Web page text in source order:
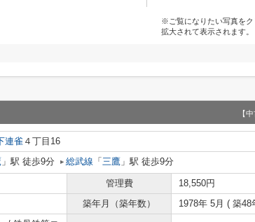
※ご覧になりたい写真をク
拡大されて表示されます。
【
連雀 ４丁目16
」駅 徒歩9分 総武線 「 三鷹 」駅 徒歩9分
管理費
18,550円
築年月（築年数） 1978年 5月 ( 築48